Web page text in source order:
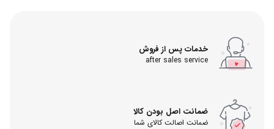
خدمات پس از فروش
after sales service
ضمانت اصل بودن کالا
ضمانت اصالت کالای شما